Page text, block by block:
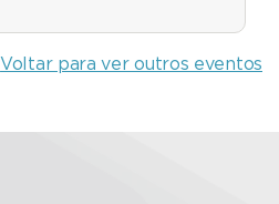
Voltar para ver outros eventos